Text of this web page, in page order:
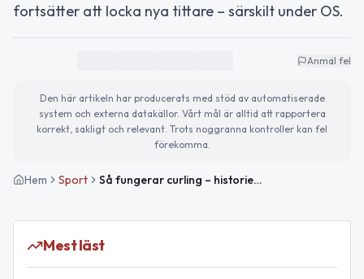
fortsätter att locka nya tittare – särskilt under OS.
Anmäl fel
Den här artikeln har producerats med stöd av automatiserade
system och externa datakällor. Vårt mål är alltid att rapportera
korrekt, sakligt och relevant. Trots noggranna kontroller kan fel
förekomma.
Hem Sport Så fungerar curling – historien, reglerna och OS-spelet
Mest läst